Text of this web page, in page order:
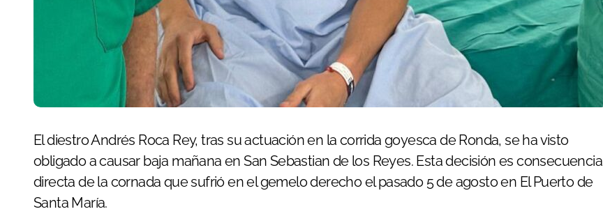
El diestro Andrés Roca Rey, tras su actuación en la corrida goyesca de Ronda, se ha visto
obligado a causar baja mañana en San Sebastian de los Reyes. Esta decisión es consecuencia
directa de la cornada que sufrió en el gemelo derecho el pasado 5 de agosto en El Puerto de
Santa María.